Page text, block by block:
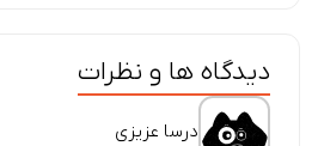
دیدگاه ها و نظرات
درسا عزیزی